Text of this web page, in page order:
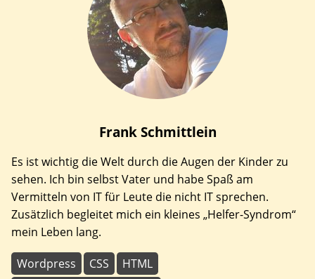
Frank Schmittlein
Es ist wichtig die Welt durch die Augen der Kinder zu
sehen. Ich bin selbst Vater und habe Spaß am
Vermitteln von IT für Leute die nicht IT sprechen.
Zusätzlich begleitet mich ein kleines „Helfer-Syndrom“
mein Leben lang.
Wordpress CSS
HTML